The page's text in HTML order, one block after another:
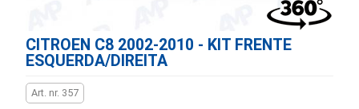
CITROEN C8 2002-2010 - KIT FRENTE
ESQUERDA/DIREITA
Art. nr. 357